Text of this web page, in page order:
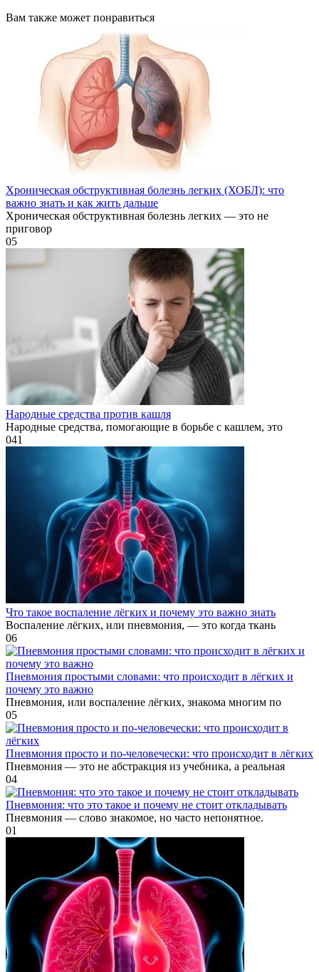
Вам также может понравиться
Хроническая обструктивная болезнь легких (ХОБЛ): что
важно знать и как жить дальше
Хроническая обструктивная болезнь легких — это не
приговор
05
Народные средства против кашля
Народные средства, помогающие в борьбе с кашлем, это
041
Что такое воспаление лёгких и почему это важно знать
Воспаление лёгких, или пневмония, — это когда ткань
06
Пневмония простыми словами: что происходит в лёгких и
почему это важно
Пневмония, или воспаление лёгких, знакома многим по
05
Пневмония просто и по‑человечески: что происходит в лёгких
Пневмония — это не абстракция из учебника, а реальная
04
Пневмония: что это такое и почему не стоит откладывать
Пневмония — слово знакомое, но часто непонятное.
01